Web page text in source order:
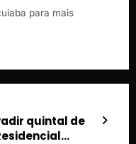
para mais
quintal de